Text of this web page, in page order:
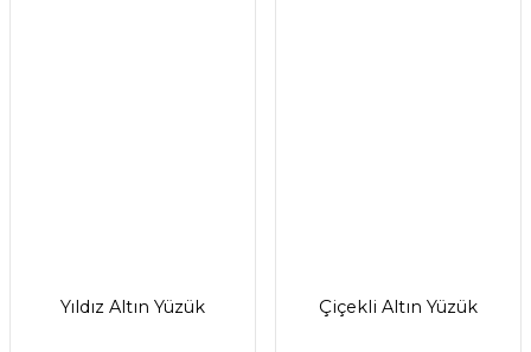
Yıldız Altın Yüzük Çiçekli Altın Yüzük